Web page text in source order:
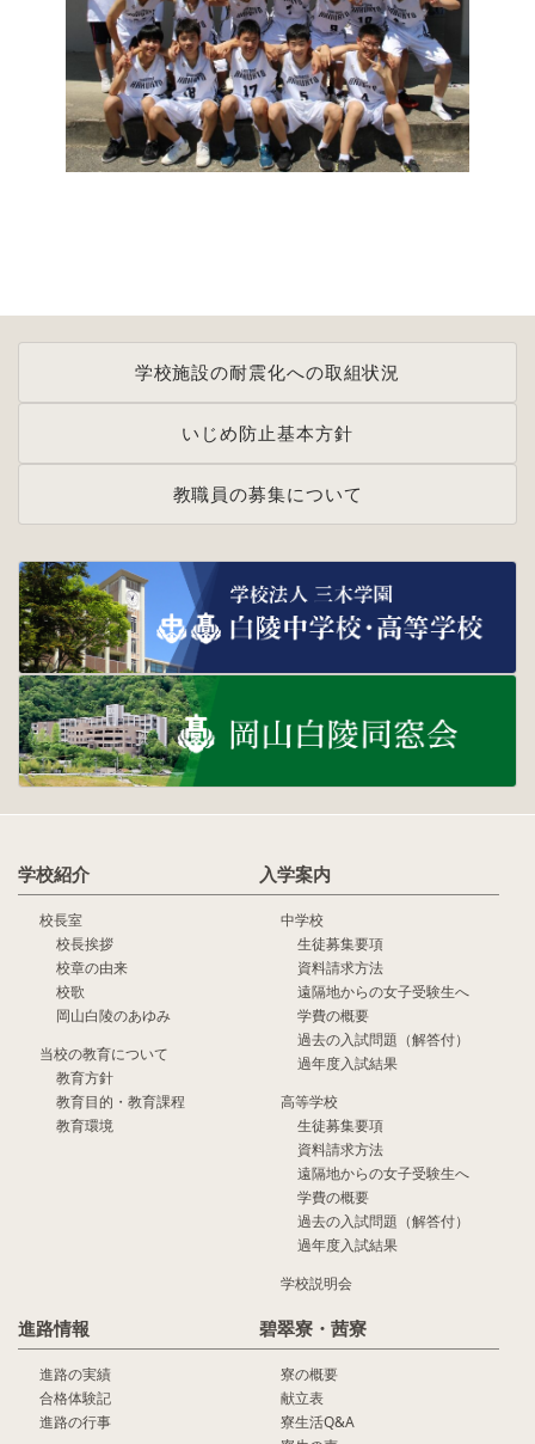
学校施設の耐震化への取組状況
いじめ防止基本方針
教職員の募集について
学校紹介
校長室
校長挨拶
校章の由来
校歌
岡山白陵のあゆみ
当校の教育について
教育方針
教育目的・教育課程
教育環境
入学案内
中学校
生徒募集要項
資料請求方法
遠隔地からの女子受験生へ
学費の概要
過去の入試問題（解答付）
過年度入試結果
高等学校
生徒募集要項
資料請求方法
遠隔地からの女子受験生へ
学費の概要
過去の入試問題（解答付）
過年度入試結果
学校説明会
進路情報
進路の実績
合格体験記
進路の行事
碧翠寮・茜寮
寮の概要
献立表
寮生活Q&A